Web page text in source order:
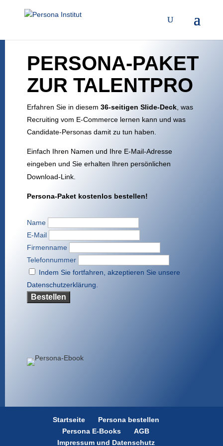
PERSONA-PAKET
ZUR TALENTPRO
Erfahren Sie in diesem 36-seitigen Slide-Deck, was
Recruiting vom E-Commerce lernen kann und was
Candidate-Personas damit zu tun haben.
Einfach Ihren Namen und Ihre E-Mail-Adresse
eingeben und Sie erhalten Ihren persönlichen
Download-Link.
Persona-Paket kostenlos bestellen!
Name
E-Mail
Firmenname
Telefonnummer
Indem Sie fortfahren, akzeptieren Sie unsere
Datenschutzerklärung.
Startseite
Persona bestellen
Persona E-Books
AGB
Impressum und Datenschutz